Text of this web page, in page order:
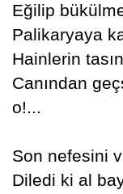
Eğilip
Palikaryaya
Hainlerin
Canından
o!...
Son nefesini
Diledi ki al